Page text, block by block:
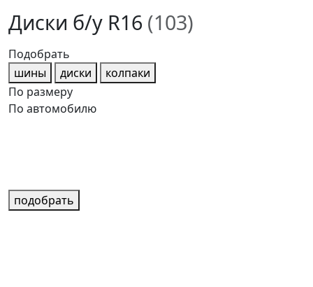
Диски б/у R16 (103)
Подобрать
шины
диски
колпаки
По размеру
По автомобилю
подобрать